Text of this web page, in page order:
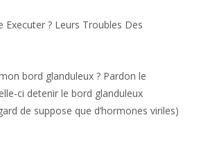
Executer ? Leurs Troubles Des
bord glanduleux ? Pardon le
ci detenir le bord glanduleux
de suppose que d’hormones viriles)